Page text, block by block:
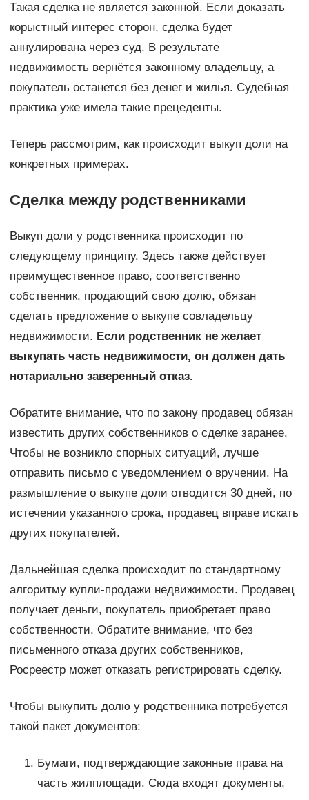
Такая сделка не является законной. Если доказать
корыстный интерес сторон, сделка будет
аннулирована через суд. В результате
недвижимость вернётся законному владельцу, а
покупатель останется без денег и жилья. Судебная
практика уже имела такие прецеденты.
Теперь рассмотрим, как происходит выкуп доли на
конкретных примерах.
Сделка между родственниками
Выкуп доли у родственника происходит по
следующему принципу. Здесь также действует
преимущественное право, соответственно
собственник, продающий свою долю, обязан
сделать предложение о выкупе совладельцу
недвижимости. Если родственник не желает
выкупать часть недвижимости, он должен дать
нотариально заверенный отказ.
Обратите внимание, что по закону продавец обязан
известить других собственников о сделке заранее.
Чтобы не возникло спорных ситуаций, лучше
отправить письмо с уведомлением о вручении. На
размышление о выкупе доли отводится 30 дней, по
истечении указанного срока, продавец вправе искать
других покупателей.
Дальнейшая сделка происходит по стандартному
алгоритму купли-продажи недвижимости. Продавец
получает деньги, покупатель приобретает право
собственности. Обратите внимание, что без
письменного отказа других собственников,
Росреестр может отказать регистрировать сделку.
Чтобы выкупить долю у родственника потребуется
такой пакет документов:
Бумаги, подтверждающие законные права на
часть жилплощади. Сюда входят документы,